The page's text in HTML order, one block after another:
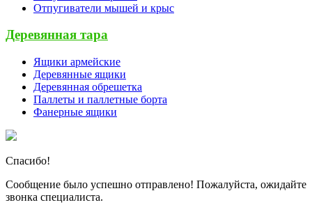
Отпугиватели мышей и крыс
Деревянная тара
Ящики армейские
Деревянные ящики
Деревянная обрешетка
Паллеты и паллетные борта
Фанерные ящики
Спасибо!
Сообщение было успешно отправлено! Пожалуйста, ожидайте
звонка специалиста.